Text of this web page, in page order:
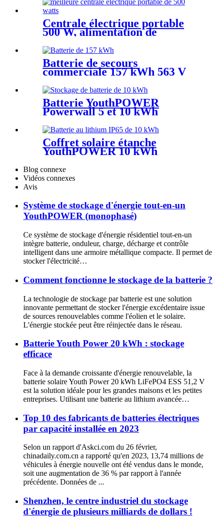
Centrale électrique portable
500 W, alimentation de
secours UPS 1,8 kWh 2 kWh
Batterie de secours
commerciale 157 kWh 563 V
Batterie YouthPOWER
Powerwall 5 et 10 kWh
Coffret solaire étanche
YouthPOWER 10 kWh
Blog connexe
Vidéos connexes
Avis
Système de stockage d'énergie tout-en-un
YouthPOWER (monophasé)
Ce système de stockage d'énergie résidentiel tout-en-un
intègre batterie, onduleur, charge, décharge et contrôle
intelligent dans une armoire métallique compacte. Il permet de
stocker l'électricité…
Comment fonctionne le stockage de la batterie ?
La technologie de stockage par batterie est une solution
innovante permettant de stocker l'énergie excédentaire issue
de sources renouvelables comme l'éolien et le solaire.
L'énergie stockée peut être réinjectée dans le réseau.
Batterie Youth Power 20 kWh : stockage
efficace
Face à la demande croissante d'énergie renouvelable, la
batterie solaire Youth Power 20 kWh LiFePO4 ESS 51,2 V
est la solution idéale pour les grandes maisons et les petites
entreprises. Utilisant une batterie au lithium avancée…
Top 10 des fabricants de batteries électriques
par capacité installée en 2023
Selon un rapport d'Askci.com du 26 février,
chinadaily.com.cn a rapporté qu'en 2023, 13,74 millions de
véhicules à énergie nouvelle ont été vendus dans le monde,
soit une augmentation de 36 % par rapport à l'année
précédente. Données de ...
Shenzhen, le centre industriel du stockage
d'énergie de plusieurs milliards de dollars !